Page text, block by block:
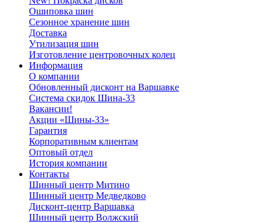
Ошиповка шин
Сезонное хранение шин
Доставка
Утилизация шин
Изготовление центровочных колец
Информация
О компании
Обновленный дисконт на Варшавке
Система скидок Шина-33
Вакансии!
Акции «Шины-33»
Гарантия
Корпоративным клиентам
Оптовый отдел
История компании
Контакты
Шинный центр Митино
Шинный центр Медведково
Дисконт-центр Варшавка
Шинный центр Волжский